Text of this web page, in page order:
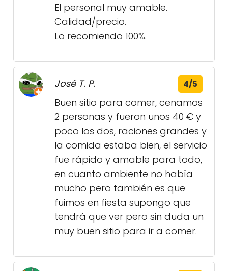
El personal muy amable.
Calidad/precio.
Lo recomiendo 100%.
José T. P. 4/5
Buen sitio para comer, cenamos
2 personas y fueron unos 40 € y
poco los dos, raciones grandes y
la comida estaba bien, el servicio
fue rápido y amable para todo,
en cuanto ambiente no había
mucho pero también es que
fuimos en fiesta supongo que
tendrá que ver pero sin duda un
muy buen sitio para ir a comer.